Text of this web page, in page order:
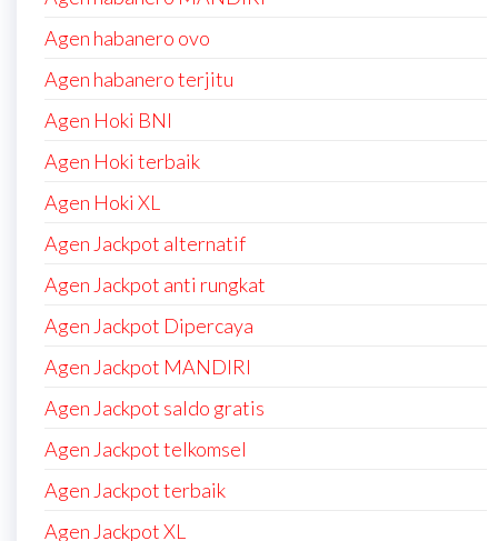
Agen habanero ovo
Agen habanero terjitu
Agen Hoki BNI
Agen Hoki terbaik
Agen Hoki XL
Agen Jackpot alternatif
Agen Jackpot anti rungkat
Agen Jackpot Dipercaya
Agen Jackpot MANDIRI
Agen Jackpot saldo gratis
Agen Jackpot telkomsel
Agen Jackpot terbaik
Agen Jackpot XL